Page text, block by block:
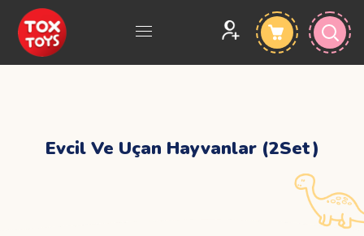
Evcil Ve Uçan Hayvanlar (2Set)